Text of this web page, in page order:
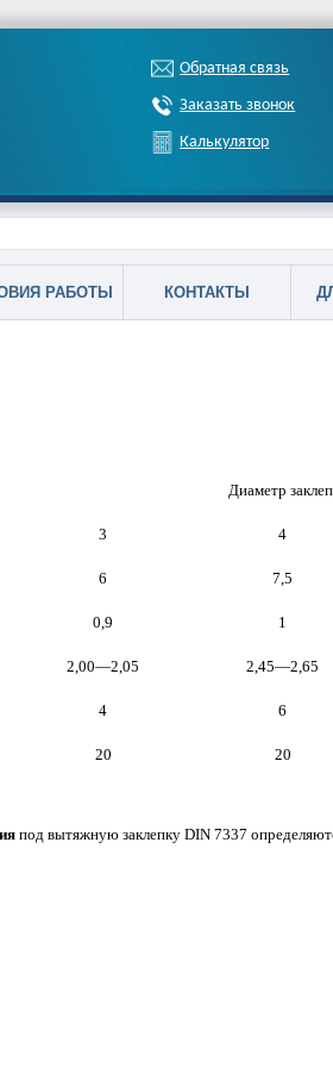
Обратная связь
Заказать звонок
Калькулятор
РАБОТЫ КОНТАКТЫ
Диаметр
3 4
6 7,5
0,9 1
2,00—2,05 2,45—2,65
4 6
20 20
под вытяжную заклепку DIN 7337